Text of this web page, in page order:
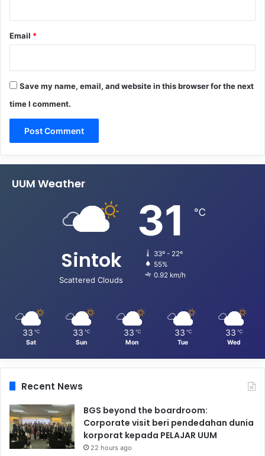
Email *
Save my name, email, and website in this browser for the next
time I comment.
UUM Weather
Sintok
Scattered Clouds
31 ℃
33º - 22º
55%
0.92 km/h
33 ℃
Sat
33 ℃
Sun
33 ℃
Mon
33 ℃
Tue
33 ℃
Wed
Recent News
BGS beyond the boardroom:
Corporate visit beri pendedahan dunia
korporat kepada PELAJAR UUM
22 hours ago